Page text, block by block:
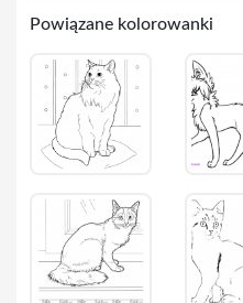
Powiązane kolorowanki